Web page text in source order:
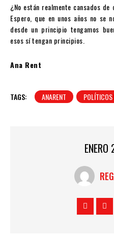
¿No están realmente cansados
Espero, que en unos años no se
desde un principio tengamos
esos sí tengan principios.
Ana Rent
TAGS: ANARENT POLÍTICOS